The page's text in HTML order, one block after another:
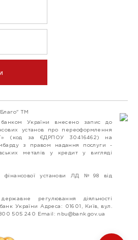
ТМ
банком України внесено запис до
установ про переоформлення
(код за ЄДРПОУ 30416462) на
з правом надання послуги -
металів у кредит у вигляді
фінансової установи ЛД №98 від
регулювання діяльності
України Адреса: 01601, Київ, вул.
800 505 240 Email: nbu@bank.gov.ua